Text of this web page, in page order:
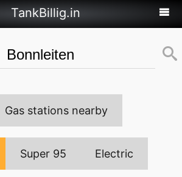
TankBillig.in
Gas stations nearby
Super 95 Electric